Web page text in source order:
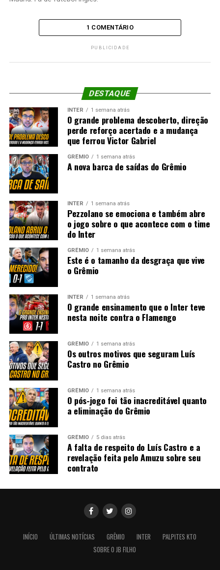
1 COMENTÁRIO
PUBLICIDADE
DESTAQUE
INTER 1 semana atrás
O grande problema descoberto, direção
perde reforço acertado e a mudança
que ferrou Victor Gabriel
GRÊMIO 1 semana atrás
A nova barca de saídas do Grêmio
INTER 1 semana atrás
Pezzolano se emociona e também abre
o jogo sobre o que acontece com o time
do Inter
GRÊMIO 1 semana atrás
Este é o tamanho da desgraça que vive
o Grêmio
INTER 1 semana atrás
O grande ensinamento que o Inter teve
nesta noite contra o Flamengo
GRÊMIO 1 semana atrás
Os outros motivos que seguram Luís
Castro no Grêmio
GRÊMIO 1 semana atrás
O pós-jogo foi tão inacreditável quanto
a eliminação do Grêmio
GRÊMIO 5 dias atrás
A falta de respeito do Luís Castro e a
revelação feita pelo Amuzu sobre seu
contrato
INÍCIO ÚLTIMAS NOTÍCIAS GRÊMIO INTER
PALPITES KTO
SOBRE O JB FILHO